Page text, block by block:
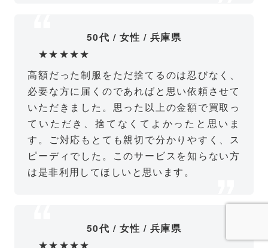
50代 / 女性 / 兵庫県
★★★★★
高額だった制服をただ捨てるのは忍びなく、
必要な方に届くのであればと思い依頼させて
いただきました。思った以上の金額で買取っ
ていただき、捨てなくてよかったと思いま
す。ご対応もとても親切で分かりやすく、ス
ピーディでした。このサービスを知らない方
は是非利用してほしいと思います。
50代 / 女性 / 兵庫県
★★★★★